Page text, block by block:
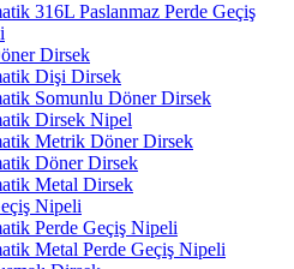
316L Paslanmaz Perde Geçiş
Dirsek
Dişi Dirsek
Somunlu Döner Dirsek
Dirsek Nipel
Metrik Döner Dirsek
Döner Dirsek
Metal Dirsek
Nipeli
Perde Geçiş Nipeli
Metal Perde Geçiş Nipeli